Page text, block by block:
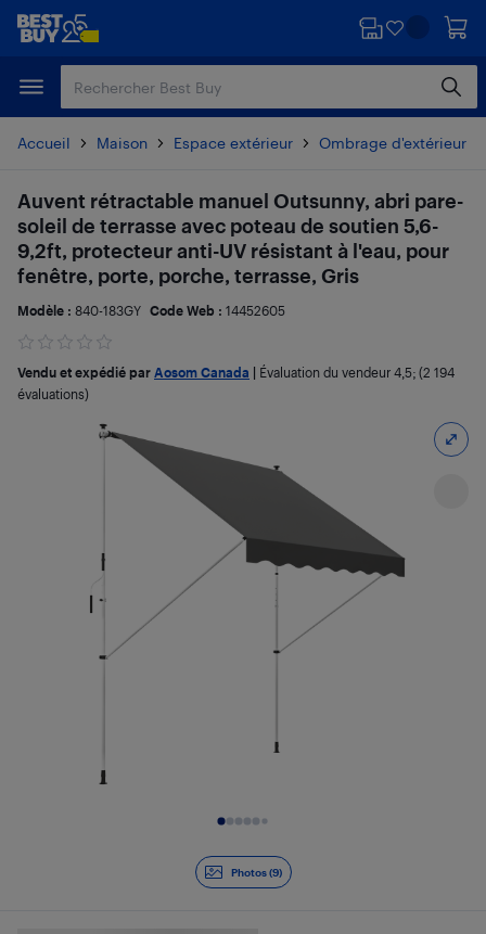
Passer
principal
Passer
Accueil Maison Espace extérieur Ombrage d'extérieur
Photos (9)
Auvent rétractable manuel Outsunny, abri pare-
soleil de terrasse avec poteau de soutien 5,6-
9,2ft, protecteur anti-UV résistant à l'eau, pour
fenêtre, porte, porche, terrasse, Gris
Modèle : 840-183GY Code Web : 14452605
Vendu et expédié par Aosom Canada Évaluation du vendeur 4,5; (2 194
évaluations)